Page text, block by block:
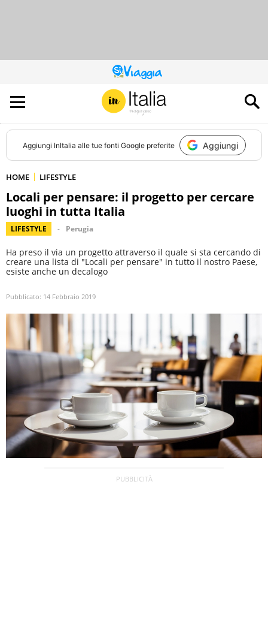
QUESTO
SITO
CONTRIBUISCE
ALL’AUDIENCE
DI
Aggiungi InItalia alle tue fonti Google preferite Aggiungi
HOME LIFESTYLE
Locali per pensare: il progetto per cercare
luoghi in tutta Italia
LIFESTYLE Perugia
Ha preso il via un progetto attraverso il quale si sta cercando di
creare una lista di "Locali per pensare" in tutto il nostro Paese,
esiste anche un decalogo
Pubblicato: 14 Febbraio 2019